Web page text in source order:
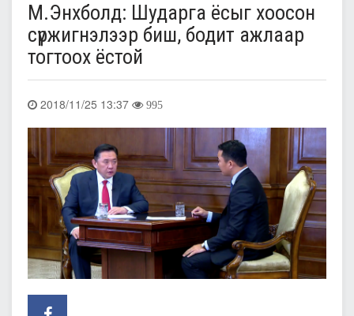
М.Энхболд: Шударга ёсыг хоосон
сүржигнэлээр биш, бодит ажлаар
тогтоох ёстой
2018/11/25 13:37 995